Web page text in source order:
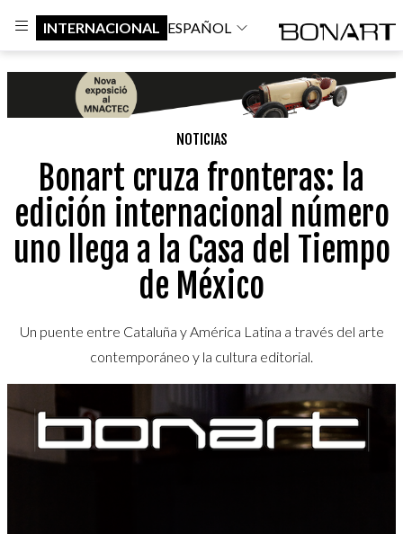
INTERNACIONAL ESPAÑOL
NOTICIAS
Bonart cruza fronteras: la
edición internacional número
uno llega a la Casa del Tiempo
de México
Un puente entre Cataluña y América Latina a través del arte
contemporáneo y la cultura editorial.